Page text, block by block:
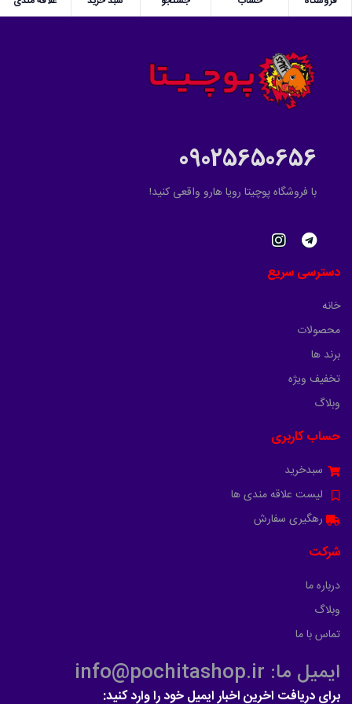
09025650656
با فروشگاه پوچیتا رویا هارو واقعی کنید!
دسترسی سریع
خانه
محصولات
برند ها
تخفیف ویژه
وبلاگ
حساب کاربری
سبدخرید
لیست علاقه مندی ها
رهگیری سفارش
شرکت
درباره ما
وبلاگ
تماس با ما
ایمیل ما: info@pochitashop.ir
برای دریافت اخرین اخبار ایمیل خود را وارد کنید: